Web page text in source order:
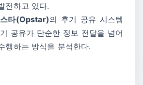
전하고 있다.
스타(Opstar)의 후기 공유 시스템
공유가 단순한 정보 전달을 넘어
행하는 방식을 분석한다.